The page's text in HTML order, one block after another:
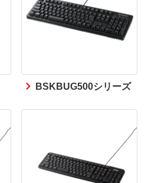
BSKBUG500シリーズ